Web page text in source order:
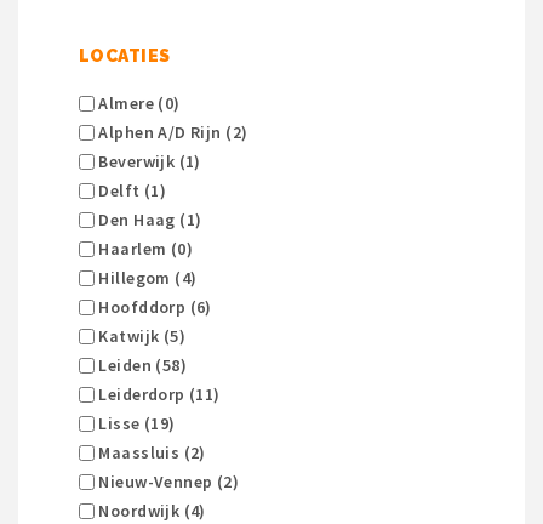
LOCATIES
Almere (0)
Alphen A/d Rijn (2)
Beverwijk (1)
Delft (1)
Den Haag (1)
Haarlem (0)
Hillegom (4)
Hoofddorp (6)
Katwijk (5)
Leiden (58)
Leiderdorp (11)
Lisse (19)
Maassluis (2)
Nieuw-Vennep (2)
Noordwijk (4)